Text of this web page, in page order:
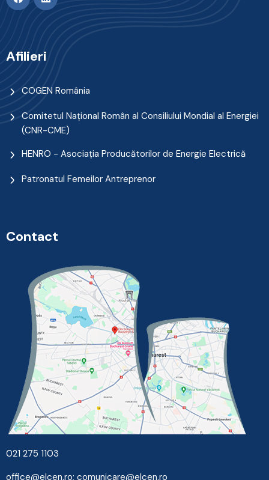
Afilieri
COGEN România
Comitetul Naţional Român al Consiliului Mondial al Energiei
(CNR-CME)
HENRO - Asociația Producătorilor de Energie Electrică
Patronatul Femeilor Antreprenor
Contact
021 275 1103
office@elcen.ro; comunicare@elcen.ro